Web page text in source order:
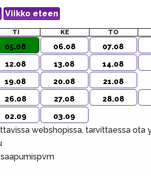
TI KE TO
05.08 06.08 07.08
12.08 13.08 14.08
19.08 20.08 21.08
26.08 27.08 28.08
02.09 03.09
webshopissa, tarvittaessa
saapumispvm